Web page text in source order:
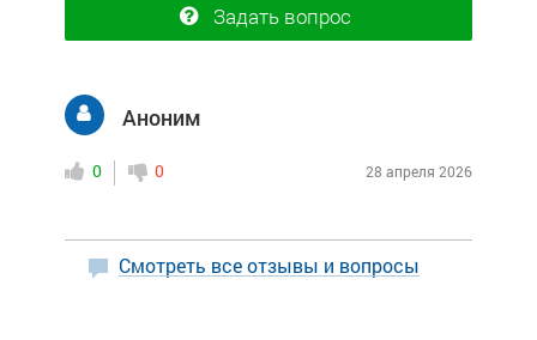
Задать вопрос
Аноним
0 0 28 апреля 2026
Смотреть все отзывы и вопросы